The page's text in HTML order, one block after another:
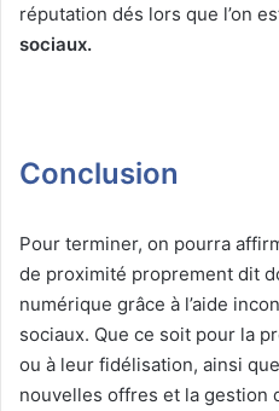
réputation dés lors que l’on
sociaux.
Conclusion
Pour terminer, on pourra
de proximité proprement dit
numérique grâce à l’aide
sociaux. Que ce soit pour la
ou à leur fidélisation, ainsi
nouvelles offres et la gestion